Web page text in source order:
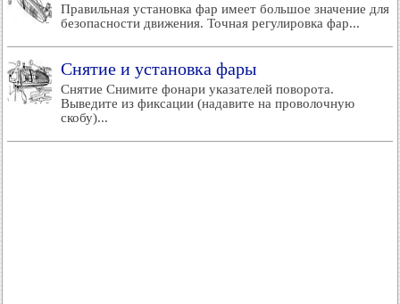
Правильная установка фар имеет большое значение для
безопасности движения. Точная регулировка фар...
Снятие и установка фары
Снятие Снимите фонари указателей поворота.
Выведите из фиксации (надавите на проволочную
скобу)...